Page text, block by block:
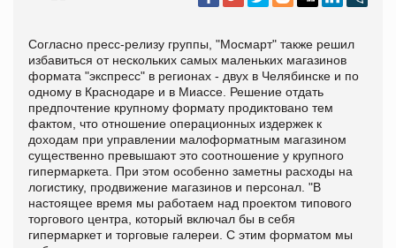
Согласно пресс-релизу группы, "Мосмарт" также решил
избавиться от нескольких самых маленьких магазинов
формата "экспресс" в регионах - двух в Челябинске и по
одному в Краснодаре и в Миассе. Решение отдать
предпочтение крупному формату продиктовано тем
фактом, что отношение операционных издержек к
доходам при управлении малоформатным магазином
существенно превышают это соотношение у крупного
гипермаркета. При этом особенно заметны расходы на
логистику, продвижение магазинов и персонал. "В
настоящее время мы работаем над проектом типового
торгового центра, который включал бы в себя
гипермаркет и торговые галереи. С этим форматом мы